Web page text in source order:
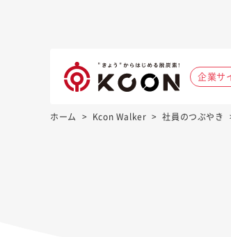
企業サ
ホーム > Kcon Walker > 社員のつぶやき